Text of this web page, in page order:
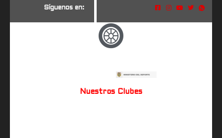
Síguenos en:
Nuestros Clubes